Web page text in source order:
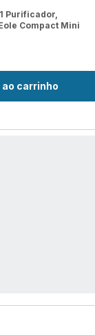
carrinho
Purificador,
Compact Mini